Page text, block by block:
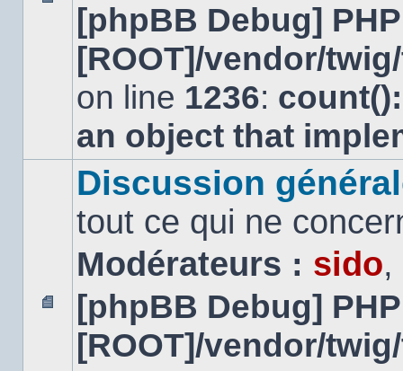
Aucun
message
non
[phpBB Debug]
[ROOT]/vendor/
on line 1236:
an object that
Aucun
message
non
Discussion
tout ce qui ne
Modérateurs : sido,
[phpBB Debug]
[ROOT]/vendor/